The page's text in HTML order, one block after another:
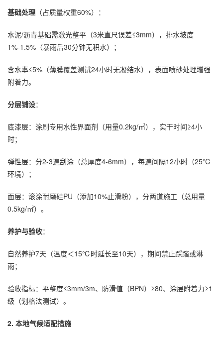
基础处理 （占质量权重60%）：
水泥/沥青基础需激光整平（3米直尺误差≤3mm），排水坡度
1%-1.5%（暴雨后30分钟无积水）；
含水率≤5%（薄膜覆盖测试24小时无凝结水），表面喷砂处理增强
附着力。
分层铺设：
底漆层：涂刷专用水性界面剂（用量0.2kg/㎡），实干时间≥4小
时；
弹性层：分2-3遍刮涂（总厚度4-6mm），每遍间隔12小时（25℃
环境）；
面层：滚涂耐磨硅PU（添加10%止滑粉），分两道施工（总用量
0.5kg/㎡）。
养护与验收：
自然养护7天（温度＜15℃时延长至10天），期间禁止踩踏或淋
雨；
验收指标：平整度≤3mm/3m、防滑值（BPN）≥80、涂层附着力≥1
级（划格法测试）。
2. 本地气候适配措施